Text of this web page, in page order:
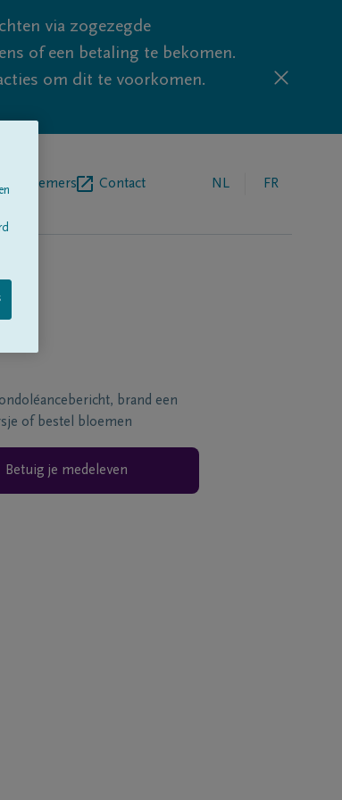
via zogezegde
of een betaling te bekomen.
om dit te voorkomen.
Contact NL FR
brand een
of bestel bloemen
Betuig je medeleven